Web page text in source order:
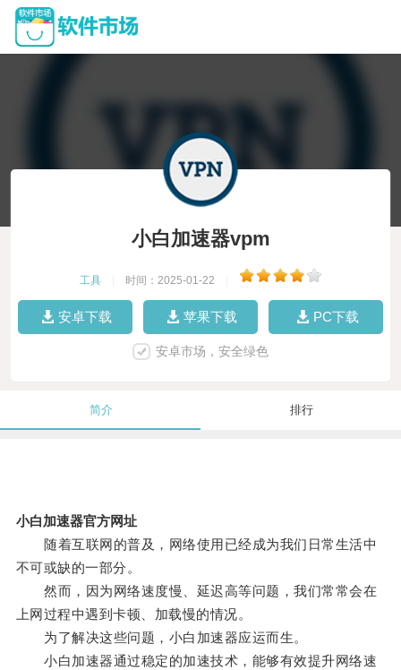
小白加速器vpm
工具 时间：2025-01-22
安卓下载 苹果下载 PC下载
安卓市场，安全绿色
简介 排行
小白加速器官方网址
随着互联网的普及，网络使用已经成为我们日常生活中
不可或缺的一部分。
然而，因为网络速度慢、延迟高等问题，我们常常会在
上网过程中遇到卡顿、加载慢的情况。
为了解决这些问题，小白加速器应运而生。
小白加速器通过稳定的加速技术，能够有效提升网络速